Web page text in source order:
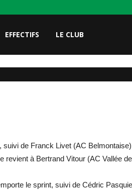
EFFECTIFS LE CLUB
de Franck Livet (AC
à Bertrand Vitour (AC Vallée
le sprint, suivi de Cédric